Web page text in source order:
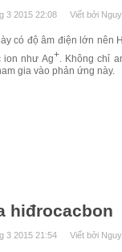
3 2015 22:08 Viết bởi
có độ âm điện lớn nên
ion như Ag+. Không chỉ
gia vào phản ứng này.
hiđrocacbon
3 2015 21:54 Viết bởi